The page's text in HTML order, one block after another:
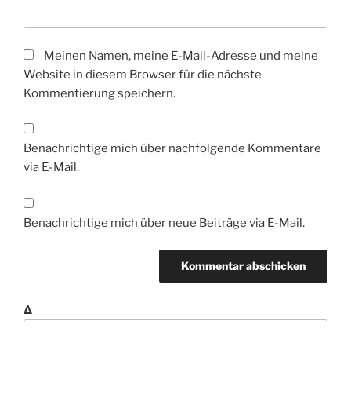
Meinen Namen, meine E-Mail-Adresse und meine
Website in diesem Browser für die nächste
Kommentierung speichern.
Benachrichtige mich über nachfolgende Kommentare
via E-Mail.
Benachrichtige mich über neue Beiträge via E-Mail.
Δ